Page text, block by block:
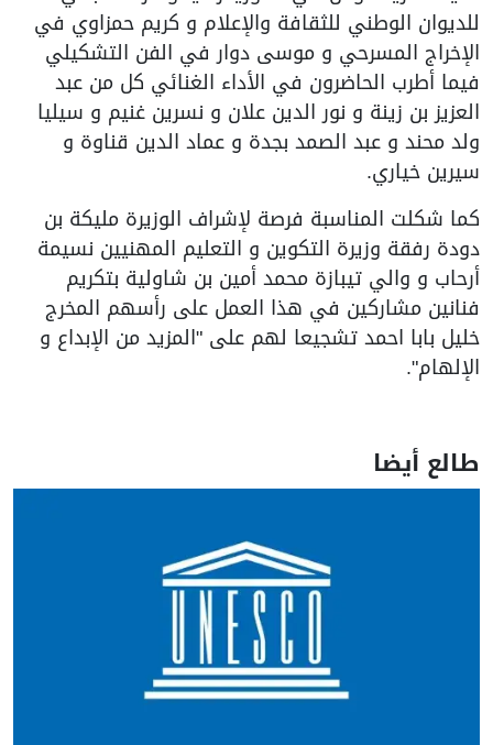
للديوان الوطني للثقافة والإعلام و كريم حمزاوي في
الإخراج المسرحي و موسى دوار في الفن التشكيلي
فيما أطرب الحاضرون في الأداء الغنائي كل من عبد
العزيز بن زينة و نور الدين علان و نسرين غنيم و سيليا
ولد محند و عبد الصمد بجدة و عماد الدين قناوة و
سيرين خياري.
كما شكلت المناسبة فرصة لإشراف الوزيرة مليكة بن
دودة رفقة وزيرة التكوين و التعليم المهنيين نسيمة
أرحاب و والي تيبازة محمد أمين بن شاولية بتكريم
فنانين مشاركين في هذا العمل على رأسهم المخرج
خليل بابا احمد تشجيعا لهم على "المزيد من الإبداع و
الإلهام".
طالع أيضا